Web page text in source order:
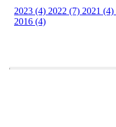
2023 (4) 2022 (7) 2021 (4)
2016 (4)